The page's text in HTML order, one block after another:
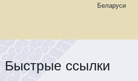
Беларуси
Быстрые ссылки